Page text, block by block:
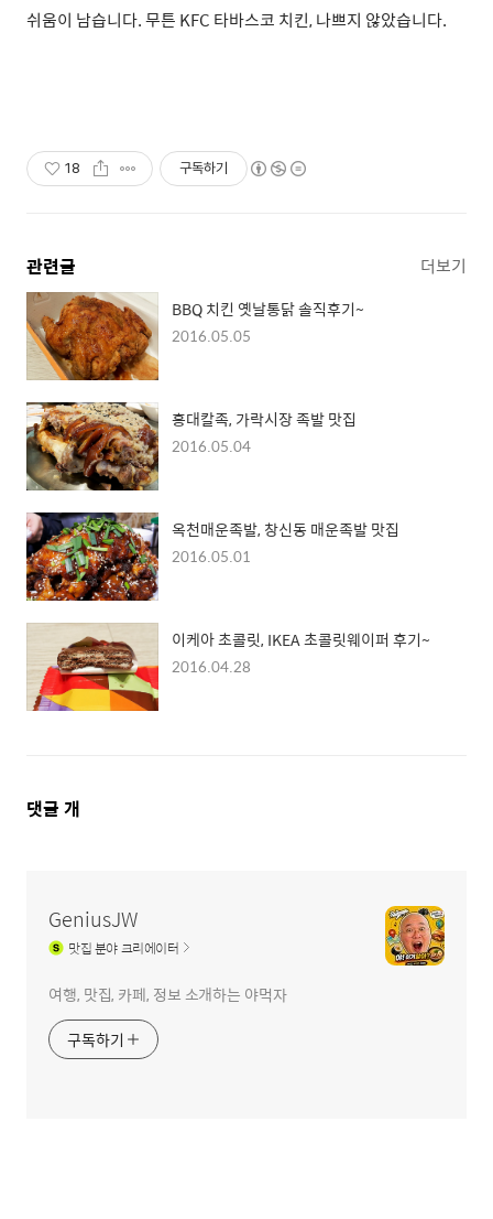
쉬움이 남습니다. 무튼 KFC 타바스코 치킨, 나쁘지 않았습니다.
18 구독하기
관련글 더보기
BBQ 치킨 옛날통닭 솔직후기~
2016.05.05
홍대칼족, 가락시장 족발 맛집
2016.05.04
옥천매운족발, 창신동 매운족발 맛집
2016.05.01
이케아 초콜릿, IKEA 초콜릿웨이퍼 후기~
2016.04.28
댓
댓글 개
GeniusJW
맛집분야 크리에이터
여행, 맛집, 카페, 정보 소개하는 야먹자
구독하기